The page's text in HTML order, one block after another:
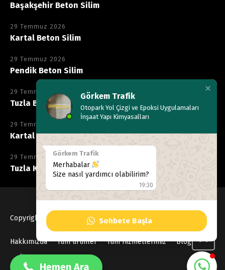
Görkem Trafik
Otopark Yol Çizgi ve Epoksi Uygulamaları
İnşaat Yapı Kimyasalları
Görkem Trafik
Merhabalar
Size nasıl yardımcı olabilirim?
19:30
Sohbete Başla
Başakşehir Beton Silim
29 Temmuz 2026
Kartal Beton Silim
29 Temmuz 2026
Pendik Beton Silim
29 Temmuz 2026
Tuzla Beton Silim
29 Temmuz 2026
Kartal Kimyasala Dayanıklı Epoksi
29 Temmuz 2026
Tuzla Kimyasala Dayanıklı Epoksi
Copyright © 2020 Gorkemtrafik, Tüm hakları Saklıdır
Hakkımızda Tüm ürünler Tüm Hizmetlerimiz
Blog
İletişim
0533 137 99 40
Hemen Ara